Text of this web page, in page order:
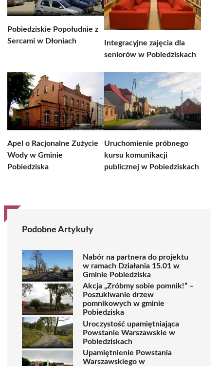
Pobiedziskie Popołudnie z
Sercami w Dłoniach
Integracyjne zajęcia dla
seniorów w Pobiedziskach
Apel o Racjonalne Zużycie
Wody w Gminie
Pobiedziska
Uruchomienie próbnego
kursu komunikacji
publicznej w Pobiedziskach
Podobne Artykuły
Nabór na partnera do projektu
w ramach Działania 15.01 w
Gminie Pobiedziska
Akcja „Zróbmy sobie pomnik!” –
Poszukiwanie drzew
pomnikowych w gminie
Pobiedziska
Uroczystość upamiętniająca
Powstanie Warszawskie w
Pobiedziskach
Upamiętnienie Powstania
Warszawskiego w